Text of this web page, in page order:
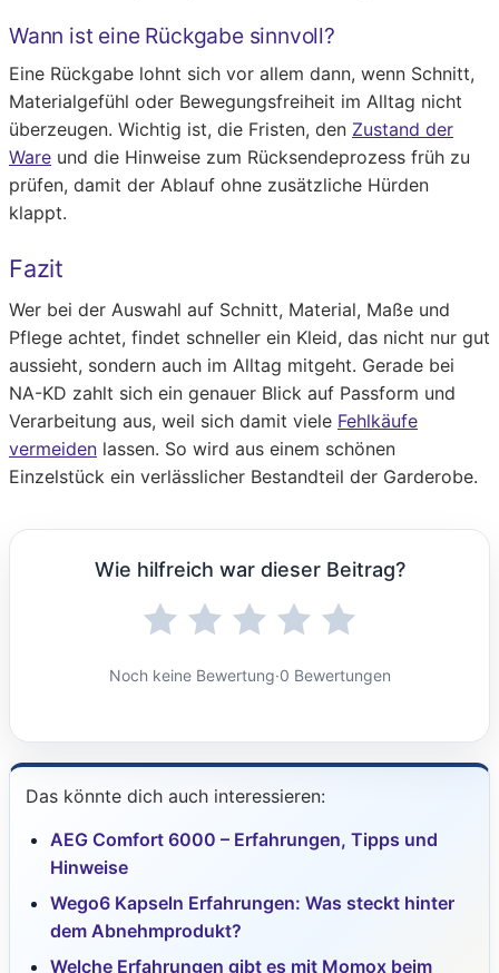
Wann ist eine Rückgabe sinnvoll?
Eine Rückgabe lohnt sich vor allem dann, wenn Schnitt,
Materialgefühl oder Bewegungsfreiheit im Alltag nicht
überzeugen. Wichtig ist, die Fristen, den Zustand der
Ware und die Hinweise zum Rücksendeprozess früh zu
prüfen, damit der Ablauf ohne zusätzliche Hürden
klappt.
Fazit
Wer bei der Auswahl auf Schnitt, Material, Maße und
Pflege achtet, findet schneller ein Kleid, das nicht nur gut
aussieht, sondern auch im Alltag mitgeht. Gerade bei
NA-KD zahlt sich ein genauer Blick auf Passform und
Verarbeitung aus, weil sich damit viele Fehlkäufe
vermeiden lassen. So wird aus einem schönen
Einzelstück ein verlässlicher Bestandteil der Garderobe.
Wie hilfreich war dieser Beitrag?
Noch keine Bewertung·0 Bewertungen
Das könnte dich auch interessieren:
AEG Comfort 6000 – Erfahrungen, Tipps und
Hinweise
Wego6 Kapseln Erfahrungen: Was steckt hinter
dem Abnehmprodukt?
Welche Erfahrungen gibt es mit Momox beim